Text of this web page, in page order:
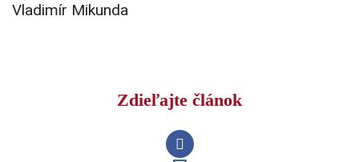
Vladimír Mikunda
Zdieľajte článok